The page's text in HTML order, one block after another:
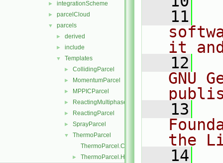
► integrationScheme
► parcelCloud
▼ parcels
► derived
► include
▼ Templates
► CollidingParcel
► MomentumParcel
► MPPICParcel
► ReactingMultiphaseParcel
► ReactingParcel
► SprayParcel
▼
ThermoParcel
ThermoParcel.C
►
ThermoParcel.H
   11
it
   12
GNU
   13
the
   14